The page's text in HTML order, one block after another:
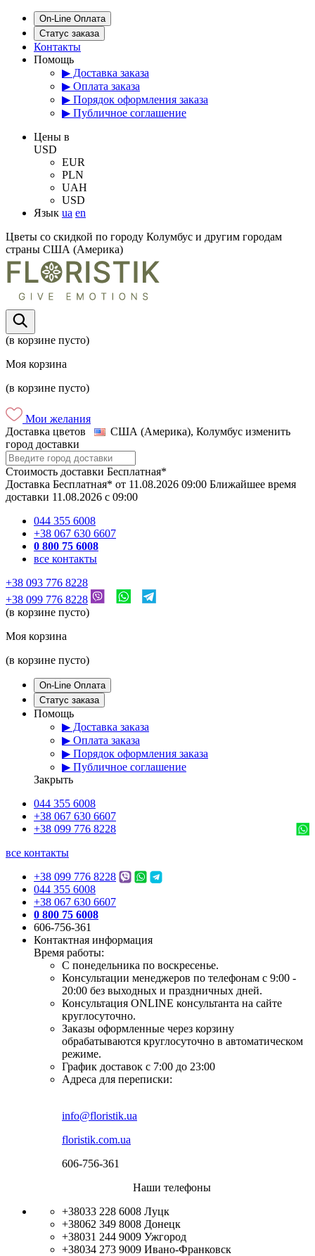
On-Line Оплата
Статус заказа
Контакты
Помощь
▶ Доставка заказа
▶ Оплата заказа
▶ Порядок оформления заказа
▶ Публичное соглашение
Цены в
USD
EUR
PLN
UAH
USD
Язык ua en
Цветы со скидкой по городу Колумбус и другим городам
страны США (Америка)
(в корзине пусто)
Моя корзина
(в корзине пусто)
Мои желания
Доставка цветов
США (Америка), Колумбус изменить
город доставки
Стоимость доставки Бесплатная*
Доставка Бесплатная* от 11.08.2026 09:00 Ближайшее время
доставки 11.08.2026 c 09:00
044 355 6008
+38 067 630 6607
0 800 75 6008
все контакты
+38 093 776 8228
+38 099 776 8228
(в корзине пусто)
Моя корзина
(в корзине пусто)
On-Line Оплата
Статус заказа
Помощь
▶ Доставка заказа
▶ Оплата заказа
▶ Порядок оформления заказа
▶ Публичное соглашение
Закрыть
044 355 6008
+38 067 630 6607
+38 099 776 8228
все контакты
+38 099 776 8228
044 355 6008
+38 067 630 6607
0 800 75 6008
606-756-361
Контактная информация
Время работы:
С понедельника по воскресенье.
Консультации менеджеров по телефонам с 9:00 -
20:00 без выходных и праздничных дней.
Консультация ONLINE консультанта на сайте
круглосуточно.
Заказы оформленные через корзину
обрабатываются круглосуточно в автоматическом
режиме.
График доставок с 7:00 до 23:00
Адреса для переписки:
info@floristik.ua
floristik.com.ua
606-756-361
Наши телефоны
+38033 228 6008 Луцк
+38062 349 8008 Донецк
+38031 244 9009 Ужгород
+38034 273 9009 Ивано-Франковск